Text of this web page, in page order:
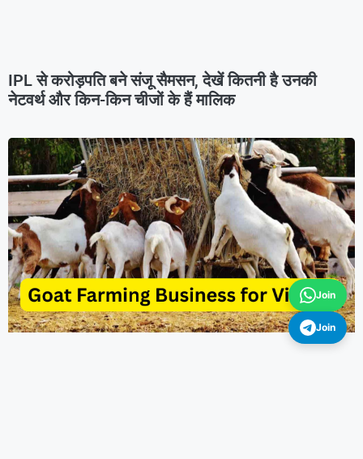
IPL से करोड़पति बने संजू सैमसन, देखें कितनी है उनकी
नेटवर्थ और किन-किन चीजों के हैं मालिक
Join
Join